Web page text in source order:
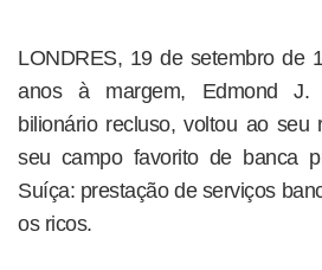
LONDRES, 19 de setembro de
anos à margem, Edmond J.
bilionário recluso, voltou ao
seu campo favorito de banca
Suíça: prestação de serviços
os ricos.